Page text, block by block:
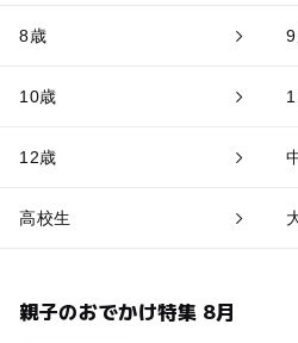
8歳
10歳
12歳
高校生
親子のおでかけ特集 8月